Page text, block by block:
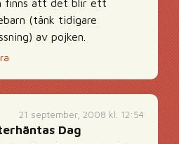
finns att det blir ett
(tänk tidigare
av pojken.
21 september, 2008 kl. 12:54
Dag